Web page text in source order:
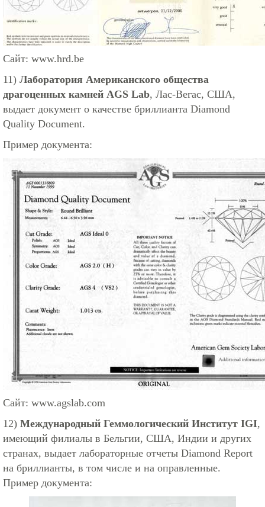
Сайт: www.hrd.be
11) Лаборатория Американского общества
драгоценных камней AGS Lab, Лас-Вегас, США,
выдает документ о качестве бриллианта Diamond
Quality Document.
Пример документа:
Сайт: www.agslab.com
12) Международный Геммологический Институт IGI,
имеющий филиалы в Бельгии, США, Индии и других
странах, выдает лабораторные отчеты Diamond Report
на бриллианты, в том числе и на оправленные.
Пример документа: